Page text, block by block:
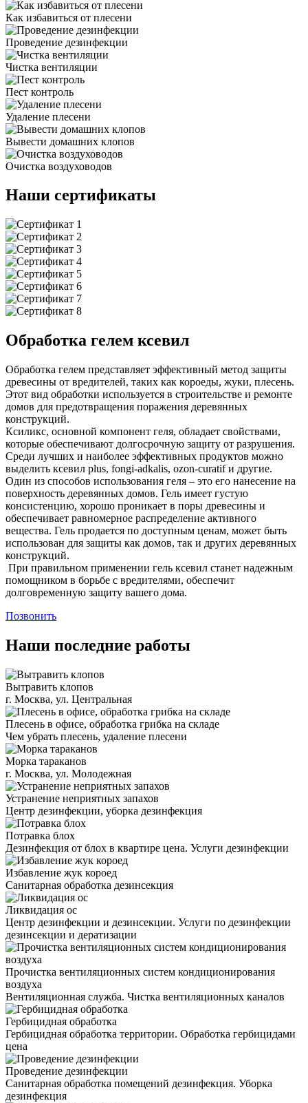
Как избавиться от плесени
Проведение дезинфекции
Чистка вентиляции
Пест контроль
Удаление плесени
Вывести домашних клопов
Очистка воздуховодов
Наши сертификаты
Обработка гелем ксевил
Обработка гелем представляет эффективный метод защиты
древесины от вредителей, таких как короеды, жуки, плесень.
Этот вид обработки используется в строительстве и ремонте
домов для предотвращения поражения деревянных
конструкций.
Ксиликс, основной компонент геля, обладает свойствами,
которые обеспечивают долгосрочную защиту от разрушения.
Среди лучших и наиболее эффективных продуктов можно
выделить ксевил plus, fongi-adkalis, ozon-curatif и другие.
Один из способов использования геля – это его нанесение на
поверхность деревянных домов. Гель имеет густую
консистенцию, хорошо проникает в поры древесины и
обеспечивает равномерное распределение активного
вещества. Гель продается по доступным ценам, может быть
использован для защиты как домов, так и других деревянных
конструкций.
При правильном применении гель ксевил станет надежным
помощником в борьбе с вредителями, обеспечит
долговременную защиту вашего дома.
Позвонить
Наши последние работы
Вытравить клопов
г. Москва, ул. Центральная
Плесень в офисе, обработка грибка на складе
Чем убрать плесень, удаление плесени
Морка тараканов
г. Москва, ул. Молодежная
Устранение неприятных запахов
Центр дезинфекции, уборка дезинфекция
Потравка блох
Дезинфекция от блох в квартире цена. Услуги дезинфекции
Избавление жук короед
Санитарная обработка дезинсекция
Ликвидация ос
Центр дезинфекции и дезинсекции. Услуги по дезинфекции
дезинсекции и дератизации
Прочистка вентиляционных систем кондиционирования
воздуха
Вентиляционная служба. Чистка вентиляционных каналов
Гербицидная обработка
Гербицидная обработка территории. Обработка гербицидами
цена
Проведение дезинфекции
Санитарная обработка помещений дезинфекция. Уборка
дезинфекция